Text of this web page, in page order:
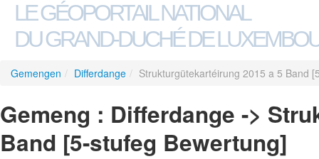
LE GÉOPORTAIL NATIONAL
DU GRAND-DUCHÉ DE
Gemengen / Differdange / Strukturgütekartéirung 2015 a 5 Band
Gemeng : Differdange ->
Band [5-stufeg Bewertung]